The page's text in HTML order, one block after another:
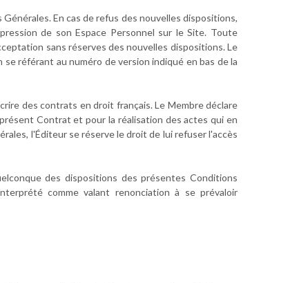
En cas de refus des nouvelles dispositions,
de son Espace Personnel sur le Site. Toute
sans réserves des nouvelles dispositions. Le
référant au numéro de version indiqué en bas de la
des contrats en droit français. Le Membre déclare
Contrat et pour la réalisation des actes qui en
l'Éditeur se réserve le droit de lui refuser l'accès
des dispositions des présentes Conditions
comme valant renonciation à se prévaloir